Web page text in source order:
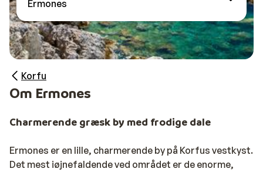
Ermones
Korfu
Om Ermones
Charmerende græsk by med frodige dale
Ermones er en lille, charmerende by på Korfus vestkyst.
Det mest iøjnefaldende ved området er de enorme,